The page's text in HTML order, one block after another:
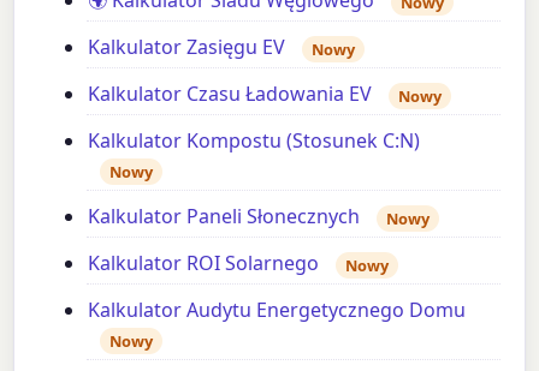
Kalkulator Zasięgu EV Nowy
Kalkulator Czasu Ładowania EV Nowy
Kalkulator Kompostu (Stosunek C:N)
Nowy
Kalkulator Paneli Słonecznych Nowy
Kalkulator ROI Solarnego Nowy
Kalkulator Audytu Energetycznego Domu
Nowy